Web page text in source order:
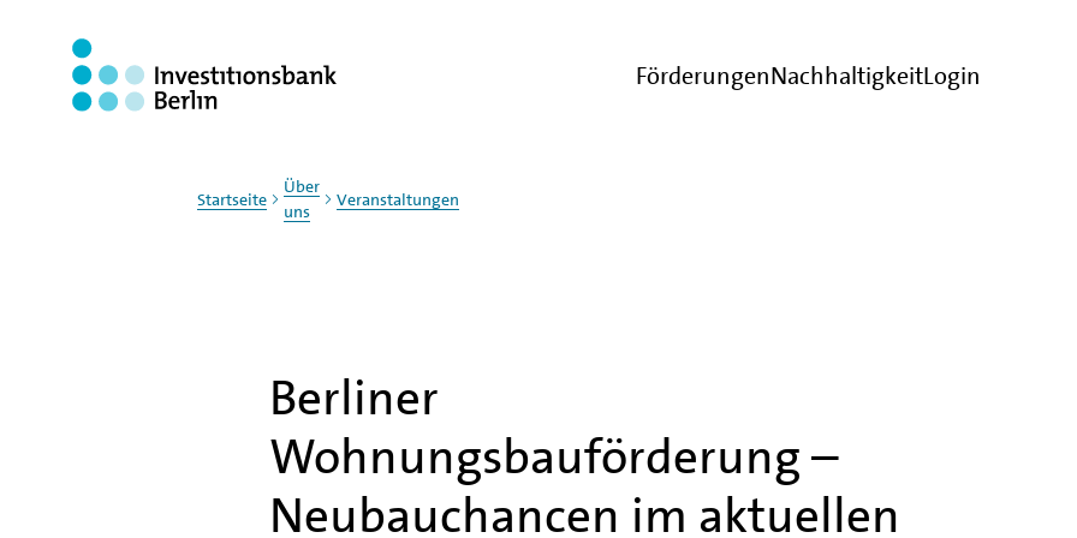
FörderungenNachhaltigkeitLogin
Startseite
Über
uns
Veranstaltungen
Berliner
Wohnungsbauförderung –
Neubauchancen im aktuellen